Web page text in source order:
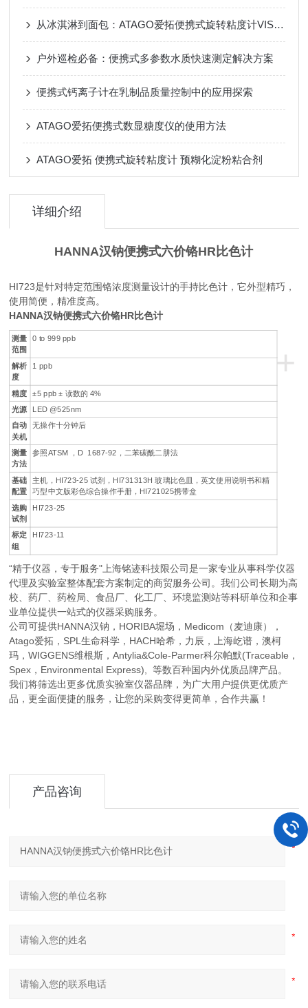
从冰淇淋到面包：ATAGO爱拓便携式旋转粘度计VISCO™如何把关CMC质构？
户外巡检必备：便携式多参数水质快速测定解决方案
便携式钙离子计在乳制品质量控制中的应用探索
ATAGO爱拓便携式数显糖度仪的使用方法
ATAGO爱拓 便携式旋转粘度计 预糊化淀粉粘合剂
详细介绍
HANNA汉钠便携式六价铬HR比色计
HI723是针对特定范围铬浓度测量设计的手持比色计，它外型精巧，
使用简便，精准度高。
HANNA汉钠便携式六价铬HR比色计
+
测量
范围
0 to 999 ppb
解析
度
1 ppb
精度
±5 ppb ± 读数的 4%
光源
LED @525nm
自动
关机
无操作十分钟后
测量
方法
参照ATSM ，D 1687-92，二苯碳酰二肼法
基础
配置
主机，HI723-25 试剂，HI731313H 玻璃比色皿，英文使用说明书和精
巧型中文版彩色综合操作手册，HI721025携带盒
选购
试剂
HI723-25
标定
组
HI723-11
“精于仪器，专于服务"上海铭迹科技限公司是一家专业从事科学仪器
代理及实验室整体配套方案制定的商贸服务公司。我们公司长期为高
校、药厂、药检局、食品厂、化工厂、环境监测站等科研单位和企事
业单位提供一站式的仪器采购服务。
公司可提供HANNA汉钠，HORIBA堀场，Medicom（麦迪康），
Atago爱拓，SPL生命科学，HACH哈希，力辰，上海屹谱，澳柯
玛，WIGGENS维根斯，Antylia&Cole-Parmer科尔帕默(Traceable，
Spex，Environmental Express), 等数百种国内外优质品牌产品。
我们将筛选出更多优质实验室仪器品牌，为广大用户提供更优质产
品，更全面便捷的服务，让您的采购变得更简单，合作共赢！
产品咨询